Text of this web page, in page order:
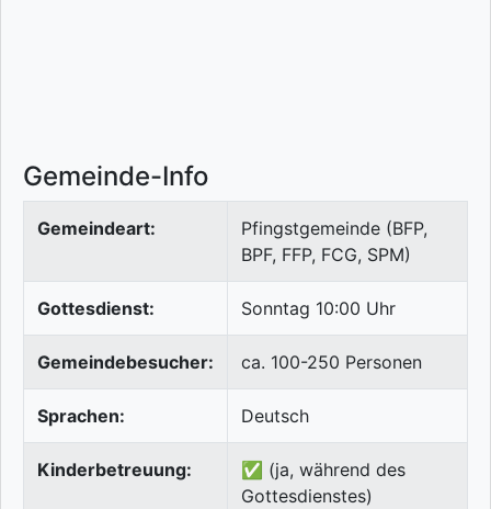
Gemeinde-Info
Gemeindeart:
Pfingstgemeinde (BFP,
BPF, FFP, FCG, SPM)
Gottesdienst: Sonntag 10:00 Uhr
Gemeindebesucher: ca. 100-250 Personen
Sprachen: Deutsch
Kinderbetreuung:
✅ (ja, während des
Gottesdienstes)